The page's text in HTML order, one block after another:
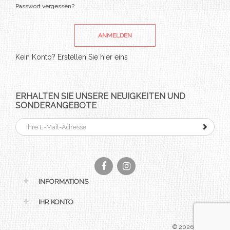
Passwort vergessen?
ANMELDEN
Kein Konto? Erstellen Sie hier eins
ERHALTEN SIE UNSERE NEUIGKEITEN UND
SONDERANGEBOTE
FacebookInstagram
INFORMATIONS
IHR KONTO
© 2026 - Horshair